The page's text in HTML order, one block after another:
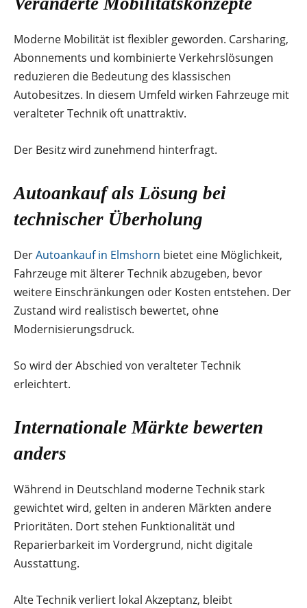
Moderne Mobilität ist flexibler geworden. Carsharing,
Abonnements und kombinierte Verkehrslösungen
reduzieren die Bedeutung des klassischen
Autobesitzes. In diesem Umfeld wirken Fahrzeuge mit
veralteter Technik oft unattraktiv.
Der Besitz wird zunehmend hinterfragt.
Autoankauf als Lösung bei
technischer Überholung
DerAutoankauf in Elmshorn bietet eine Möglichkeit,
Fahrzeuge mit älterer Technik abzugeben, bevor
weitere Einschränkungen oder Kosten entstehen. Der
Zustand wird realistisch bewertet, ohne
Modernisierungsdruck.
So wird der Abschied von veralteter Technik
erleichtert.
Internationale Märkte bewerten
anders
Während in Deutschland moderne Technik stark
gewichtet wird, gelten in anderen Märkten andere
Prioritäten. Dort stehen Funktionalität und
Reparierbarkeit im Vordergrund, nicht digitale
Ausstattung.
Alte Technik verliert lokal Akzeptanz, bleibt